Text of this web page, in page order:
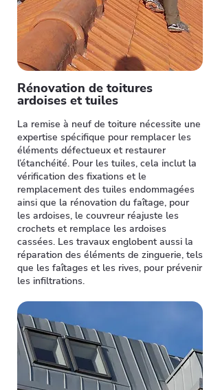
Rénovation de toitures
ardoises et tuiles
La remise à neuf de toiture nécessite une
expertise spécifique pour remplacer les
éléments défectueux et restaurer
l’étanchéité. Pour les tuiles, cela inclut la
vérification des fixations et le
remplacement des tuiles endommagées
ainsi que la rénovation du faîtage, pour
les ardoises, le couvreur réajuste les
crochets et remplace les ardoises
cassées. Les travaux englobent aussi la
réparation des éléments de zinguerie, tels
que les faîtages et les rives, pour prévenir
les infiltrations.